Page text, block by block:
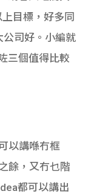
目標，好多同
司好。小編就
三個值得比較
以講喺冇框
餘，又冇乜階
都可以講出